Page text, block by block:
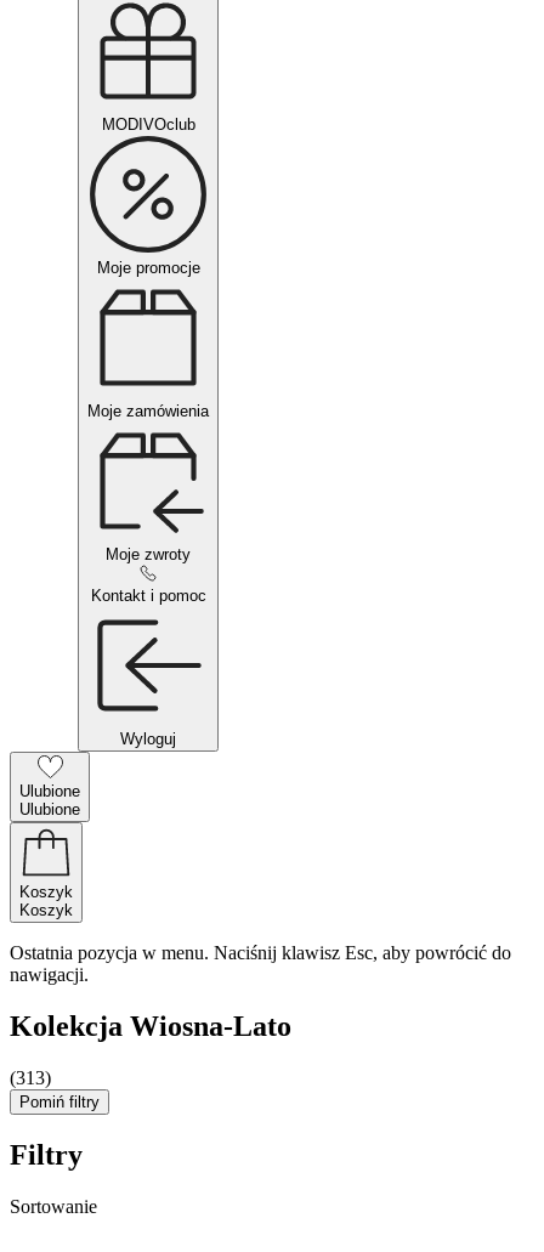
MODIVOclub
Moje promocje
Moje zamówienia
Moje zwroty
Kontakt i pomoc
Wyloguj
Ulubione
Ulubione
Koszyk
Koszyk
Ostatnia pozycja w menu. Naciśnij klawisz Esc, aby powrócić do
nawigacji.
Kolekcja Wiosna-Lato
(313)
Pomiń filtry
Filtry
Sortowanie